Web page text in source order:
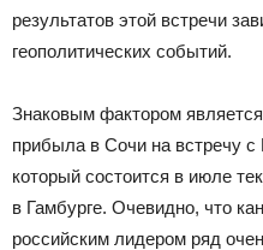
результатов этой встречи
геополитических событий.
Знаковым фактором
прибыла в Сочи на встречу
который состоится в июле
в Гамбурге. Очевидно, что
российским лидером ряд